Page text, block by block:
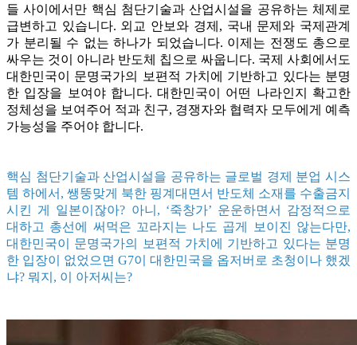
들 사이에서만 핵심 첨단기술과 산업시설을 공유하는 체제로
급변하고 있습니다. 외교 안보와 경제, 국내 문제와 국제관계
가 분리될 수 없는 하나가 되었습니다. 이제는 전쟁도 총으로
싸우는 것이 아니라 반도체 칩으로 싸웁니다. 국제 사회에서도
대한민국이 문명국가의 보편적 가치에 기반하고 있다는 분명
한 입장을 보여야 합니다. 대한민국이 어떤 나라인지 확고한
정체성을 보여주어 적과 친구, 경쟁자와 협력자 모두에게 예측
가능성을 주어야 합니다.
핵심 첨단기술과 산업시설을 공유하는 글로벌 경제 분업 시스
템 하에서, 쌩뚱맞게 북한 핑계대면서 반도체 소재를 수출금지
시킨 게 일본이잖아? 아니, ‘죽창가’ 운운하면서 감정적으로
대하고 총선에 써먹은 꼬라지는 나도 곱게 보이진 않는다만,
대한민국이 문명국가의 보편적 가치에 기반하고 있다는 분명
한 입장이 없었으면 G7이 대한민국을 옵저버로 초청이나 했겠
냐? 뭐지, 이 아저씨는?